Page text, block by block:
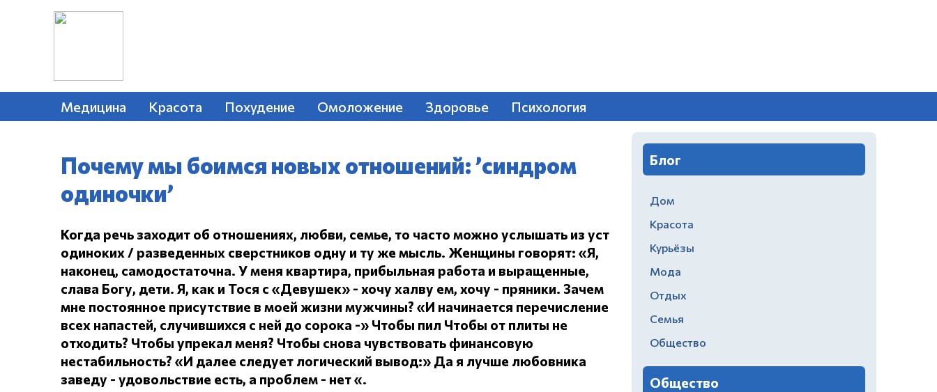
Медицина Красота Похудение Омоложение Здоровье Психология
Почему мы боимся новых отношений: ’синдром
одиночки’
Когда речь заходит об отношениях, любви, семье, то часто можно услышать из уст
одиноких / разведенных сверстников одну и ту же мысль. Женщины говорят: «Я,
наконец, самодостаточна. У меня квартира, прибыльная работа и выращенные,
слава Богу, дети. Я, как и Тося с «Девушек» - хочу халву ем, хочу - пряники. Зачем
мне постоянное присутствие в моей жизни мужчины? «И начинается перечисление
всех напастей, случившихся с ней до сорока -» Чтобы пил Чтобы от плиты не
отходить? Чтобы упрекал меня? Чтобы снова чувствовать финансовую
нестабильность? «И далее следует логический вывод:» Да я лучше любовника
заведу - удовольствие есть, а проблем - нет «.
Блог
Дом
Красота
Курьёзы
Мода
Отдых
Семья
Общество
Общество